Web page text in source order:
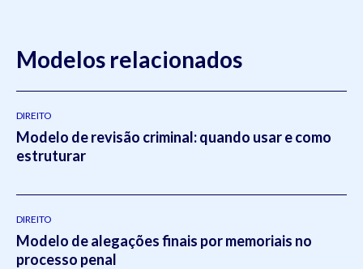
Modelos relacionados
DIREITO
Modelo de revisão criminal: quando usar e como
estruturar
DIREITO
Modelo de alegações finais por memoriais no
processo penal